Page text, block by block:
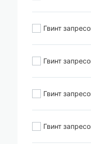
Гвинт
Гвинт
Гвинт
Гвинт